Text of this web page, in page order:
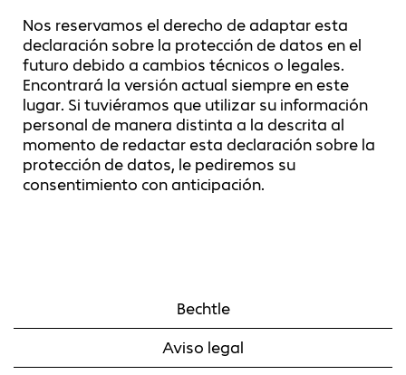
Nos reservamos el derecho de adaptar esta
declaración sobre la protección de datos en el
futuro debido a cambios técnicos o legales.
Encontrará la versión actual siempre en este
lugar. Si tuviéramos que utilizar su información
personal de manera distinta a la descrita al
momento de redactar esta declaración sobre la
protección de datos, le pediremos su
consentimiento con anticipación.
Bechtle
Aviso legal